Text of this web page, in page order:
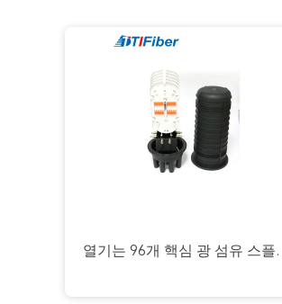
Aeria, Direct 광섬유 결합 마감을 매장했습니다